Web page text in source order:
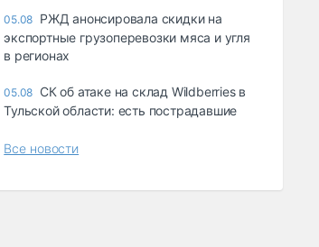
05.08 РЖД анонсировала скидки на
экспортные грузоперевозки мяса и угля
в регионах
05.08 СК об атаке на склад Wildberries в
Тульской области: есть пострадавшие
Все новости